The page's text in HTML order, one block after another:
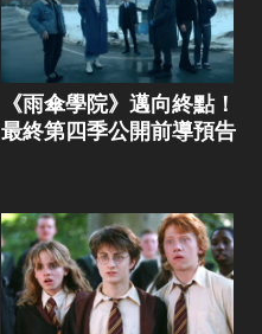
《雨傘學院》邁向終點！
最終第四季公開前導預告